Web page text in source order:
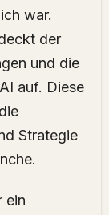
war.
der
und die
auf. Diese
Strategie
ein